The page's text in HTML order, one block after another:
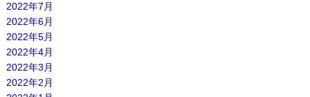
2022年7月
2022年6月
2022年5月
2022年4月
2022年3月
2022年2月